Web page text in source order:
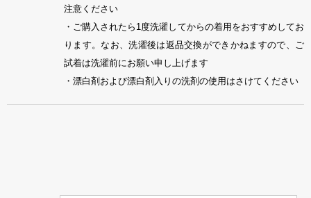
注意ください
・ご購入されたら1度洗濯してからの着用をおすすめしてお
ります。なお、洗濯後は返品交換ができかねますので、ご
試着は洗濯前にお願い申し上げます
・漂白剤および漂白剤入りの洗剤の使用はさけてください